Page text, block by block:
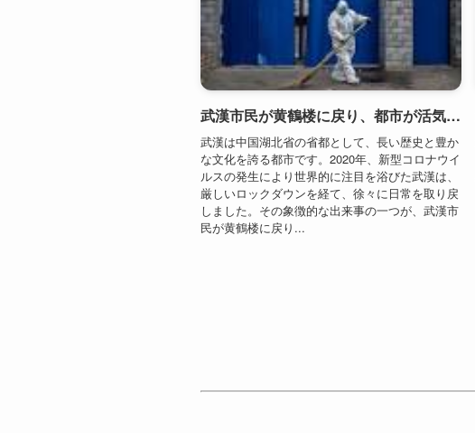
武漢は中国湖北省の省都として、長い歴史と豊か
な文化を誇る都市です。2020年、新型コロナウイ
ルスの発生により世界的に注目を浴びた武漢は、
厳しいロックダウンを経て、徐々に日常を取り戻
しました。その象徴的な出来事の一つが、武漢市
民が黄鶴楼に戻り...